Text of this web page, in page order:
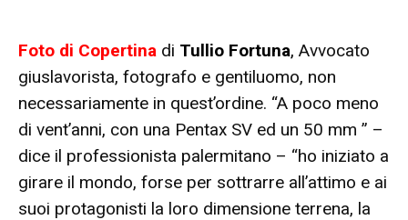
Foto di Copertina di Tullio Fortuna, Avvocato
giuslavorista, fotografo e gentiluomo, non
necessariamente in quest’ordine. “A poco meno
di vent’anni, con una Pentax SV ed un 50 mm ” –
dice il professionista palermitano – “ho iniziato a
girare il mondo, forse per sottrarre all’attimo e ai
suoi protagonisti la loro dimensione terrena, la